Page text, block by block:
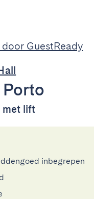
door GuestReady
Porto
met lift
inbegrepen